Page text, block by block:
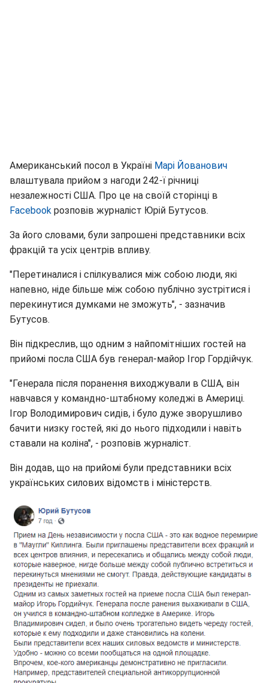
Американський посол в Україні Марі Йованович
влаштувала прийом з нагоди 242-ї річниці
незалежності США. Про це на своїй сторінці в
Facebook розповів журналіст Юрій Бутусов.
За його словами, були запрошені представники всіх
фракцій та усіх центрів впливу.
"Перетиналися і спілкувалися між собою люди, які
напевно, ніде більше між собою публічно зустрітися і
перекинутися думками не зможуть", - зазначив
Бутусов.
Він підкреслив, що одним з найпомітніших гостей на
прийомі посла США був генерал-майор Ігор Гордійчук.
"Генерала після поранення виходжували в США, він
навчався у командно-штабному коледжі в Америці.
Ігор Володимирович сидів, і було дуже зворушливо
бачити низку гостей, які до нього підходили і навіть
ставали на коліна", - розповів журналіст.
Він додав, що на прийомі були представники всіх
українських силових відомств і міністерств.